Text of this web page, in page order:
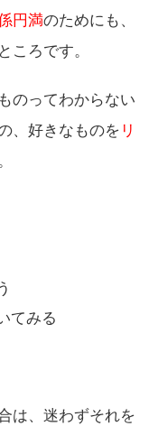
円満のためにも、
ころです。
のってわからない
、好きなものを リ
てみる
は、迷わずそれを